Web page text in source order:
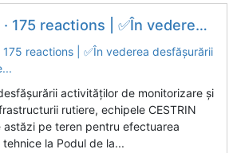
| ✅În vederea desfășurării activităților de...
activităților de monitorizare și
rutiere, echipele CESTRIN
astăzi pe teren pentru efectuarea
la Podul de la...